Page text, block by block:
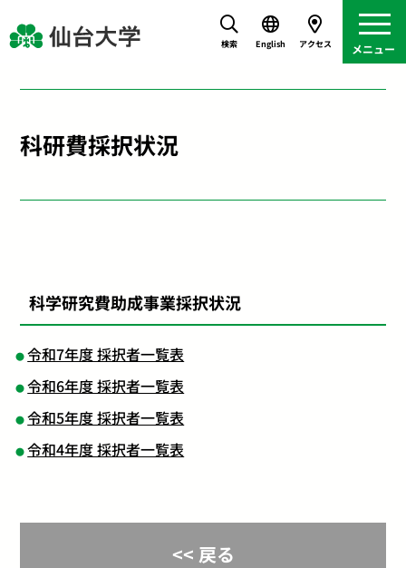
検索 English アクセス
科研費採択状況
科学研究費助成事業採択状況
令和7年度 採択者一覧表
令和6年度 採択者一覧表
令和5年度 採択者一覧表
令和4年度 採択者一覧表
<< 戻る